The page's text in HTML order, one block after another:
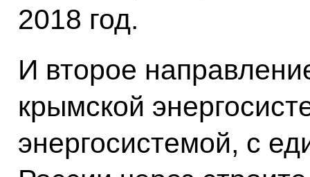
2018 год.
И второе
крымской
энергосистемой, с